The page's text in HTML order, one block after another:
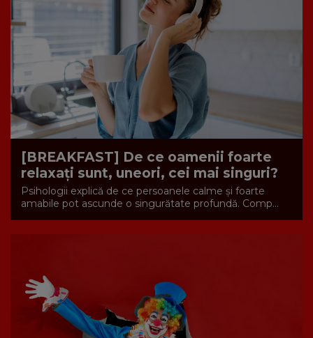
[BREAKFAST] De ce oamenii foarte
relaxați sunt, uneori, cei mai singuri?
Psihologii explică de ce persoanele calme și foarte
amabile pot ascunde o singurătate profundă. Comp...